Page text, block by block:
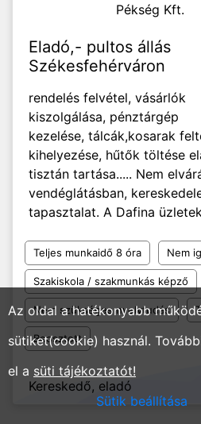
Pékség Kft.
Eladó,- pultos állás
Székesfehérváron
rendelés felvétel, vásárlók
kiszolgálása, pénztárgép
kezelése, tálcák,kosarak
kihelyezése, hűtők töltése
tisztán tartása..... Nem
vendéglátásban,
tapasztalat. A Dafina
Teljes munkaidő 8 óra Nem
Szakiskola / szakmunkás képző
Nem szükséges nyelvtudás
Beosztott
Kereskedő, eladó
Az oldal a hatékonyabb
sütiket(cookie) használ.
el a süti tájékoztatót!
Sütik beállítása